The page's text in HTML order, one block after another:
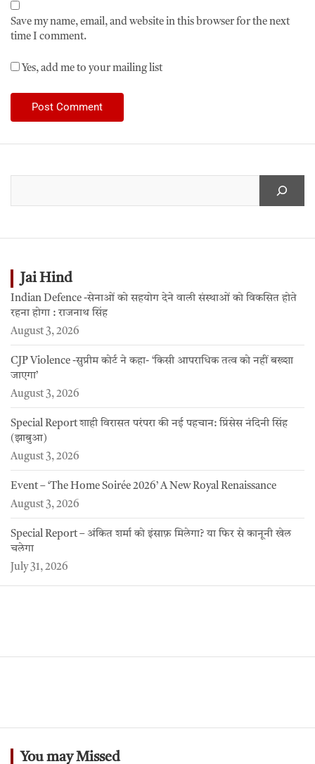
Save my name, email, and website in this browser for the next
time I comment.
Yes, add me to your mailing list
Jai Hind
Indian Defence -सेनाओं को सहयोग देने वाली संस्थाओं को विकसित होते
रहना होगा : राजनाथ सिंह
August 3, 2026
CJP Violence -सुप्रीम कोर्ट ने कहा- ‘किसी आपराधिक तत्व को नहीं बख्शा
जाएगा’
August 3, 2026
Special Report शाही विरासत परंपरा की नई पहचान: प्रिंसेस नंदिनी सिंह
(झाबुआ)
August 3, 2026
Event – ‘The Home Soirée 2026’ A New Royal Renaissance
August 3, 2026
Special Report – अंकित शर्मा को इंसाफ़ मिलेगा? या फिर से कानूनी खेल
चलेगा
July 31, 2026
You may Missed